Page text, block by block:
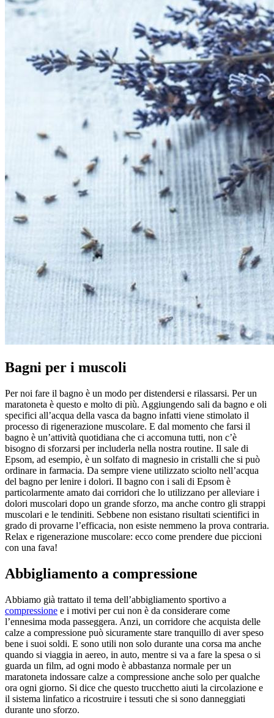
Bagni per i muscoli
Per noi fare il bagno è un modo per distendersi e rilassarsi. Per un
maratoneta è questo e molto di più. Aggiungendo sali da bagno e oli
specifici all’acqua della vasca da bagno infatti viene stimolato il
processo di rigenerazione muscolare. E dal momento che farsi il
bagno è un’attività quotidiana che ci accomuna tutti, non c’è
bisogno di sforzarsi per includerla nella nostra routine. Il sale di
Epsom, ad esempio, è un solfato di magnesio in cristalli che si può
ordinare in farmacia. Da sempre viene utilizzato sciolto nell’acqua
del bagno per lenire i dolori. Il bagno con i sali di Epsom è
particolarmente amato dai corridori che lo utilizzano per alleviare i
dolori muscolari dopo un grande sforzo, ma anche contro gli strappi
muscolari e le tendiniti. Sebbene non esistano risultati scientifici in
grado di provarne l’efficacia, non esiste nemmeno la prova contraria.
Relax e rigenerazione muscolare: ecco come prendere due piccioni
con una fava!
Abbigliamento a compressione
Abbiamo già trattato il tema dell’abbigliamento sportivo a
compressione e i motivi per cui non è da considerare come
l’ennesima moda passeggera. Anzi, un corridore che acquista delle
calze a compressione può sicuramente stare tranquillo di aver speso
bene i suoi soldi. E sono utili non solo durante una corsa ma anche
quando si viaggia in aereo, in auto, mentre si va a fare la spesa o si
guarda un film, ad ogni modo è abbastanza normale per un
maratoneta indossare calze a compressione anche solo per qualche
ora ogni giorno. Si dice che questo trucchetto aiuti la circolazione e
il sistema linfatico a ricostruire i tessuti che si sono danneggiati
durante uno sforzo.